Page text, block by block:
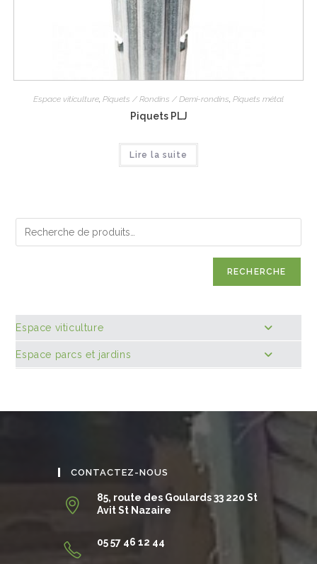
Espace viticulture Piquets / Rondins / Demi-rondins Piquets métal
Piquets PLJ
Lire la suite
RECHERCHE
Espace viticulture
Espace parcs et jardins
CONTACTEZ-NOUS
85, route des Goulards 33 220 St
Avit St Nazaire
05 57 46 12 44